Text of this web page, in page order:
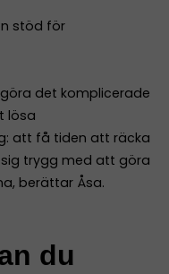
stöd för
det komplicerade
lösa
att få tiden att räcka
trygg med att göra
berättar Åsa.
du